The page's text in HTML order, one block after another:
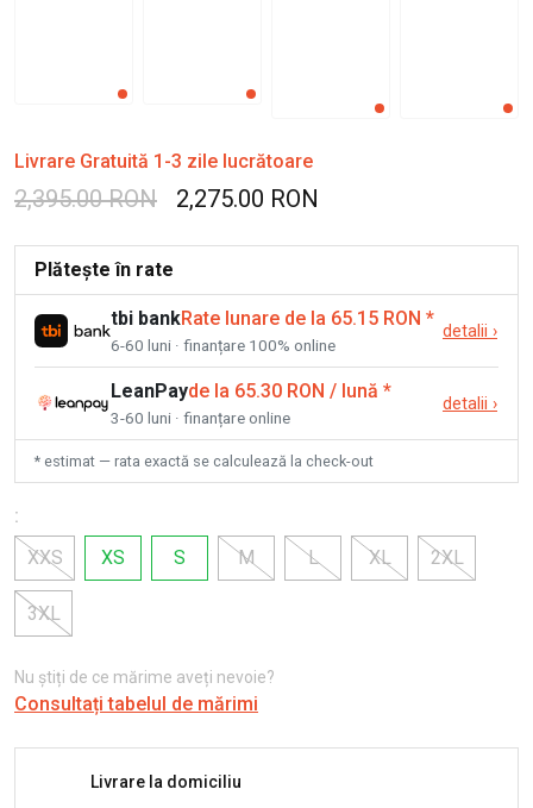
Livrare Gratuită 1-3 zile lucrătoare
2,395.00 RON 2,275.00 RON
Plătește în rate
tbi bankRate lunare de la 65.15 RON *
6-60 luni · finanțare 100% online
detalii ›
LeanPayde la 65.30 RON / lună *
3-60 luni · finanțare online
detalii ›
* estimat — rata exactă se calculează la check-out
:
XXS
XS S M L XL 2XL
3XL
Nu știți de ce mărime aveți nevoie?
Consultați tabelul de mărimi
Livrare la domiciliu